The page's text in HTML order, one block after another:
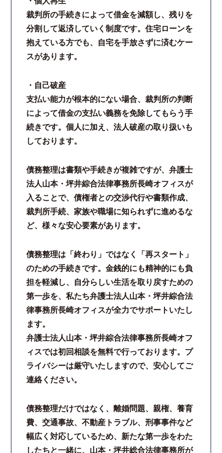
裁判所の手続きによって借金を減額し、残りを
分割して返済していく制度です。住宅ローンを
抱えている方でも、自宅を手放さずに済むケー
スがあります。
・自己破産
支払い能力が根本的にない場合、裁判所の判断
によって借金の支払い義務を免除してもらう手
続きです。個人に加え、法人破産の取り扱いも
しております。
債務整理は書類や手続きが複雑ですが、弁護士
法人山本・坪井綜合法律事務所長崎オフィスが
入ることで、債権者との交渉代行や書類作成、
裁判所手続、家族や職場に知られずに進めるな
ど、様々な安心要素があります。
債務整理は「終わり」ではなく「再スタート」
のための手続きです。金銭的にも精神的にも負
担を軽減し、自分らしい生活を取り戻すための
第一歩を、私たち弁護士法人山本・坪井綜合法
律事務所長崎オフィスが全力でサポートいたし
ます。
弁護士法人山本・坪井綜合法律事務所長崎オフ
ィスでは初回相談を無料で行っております。プ
ライバシーは厳守いたしますので、安心してご
連絡ください。
債務整理だけではなく、離婚問題、親権、養育
費、交通事故、不動産トラブル、刑事事件など
幅広く対応しているため、新たな第一歩をわた
したちと一緒に、山本・坪井総合法律事務所が